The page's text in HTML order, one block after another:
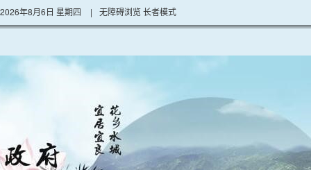
2026年8月6日 星期四 | 无障碍浏览长者模式